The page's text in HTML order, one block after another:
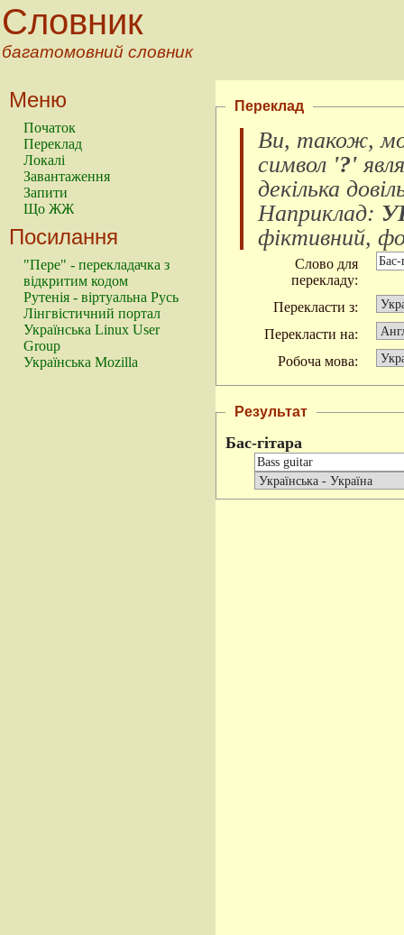
Словник
багатомовний словник
Меню
Початок
Переклад
Локалі
Завантаження
Запити
Що ЖЖ
Посилання
"Пере" - перекладачка з
відкритим кодом
Рутенія - віртуальна Русь
Лінгвістичний портал
Українська Linux User
Group
Українська Mozilla
Переклад
Ви, також,
символ '?'
декілька
Наприклад:
фіктивний,
Слово для
перекладу:
Перекласти з:
Перекласти на:
Робоча мова:
Результат
Бас-гітара